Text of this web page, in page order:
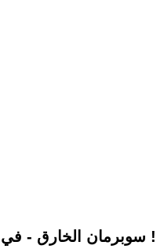
-سوبرمان الخارق - في صحراء النجف !